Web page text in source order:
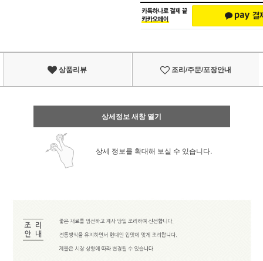
상품리뷰 조리/주문/포장안내
상세정보 새창 열기
상세 정보를 확대해 보실 수 있습니다.